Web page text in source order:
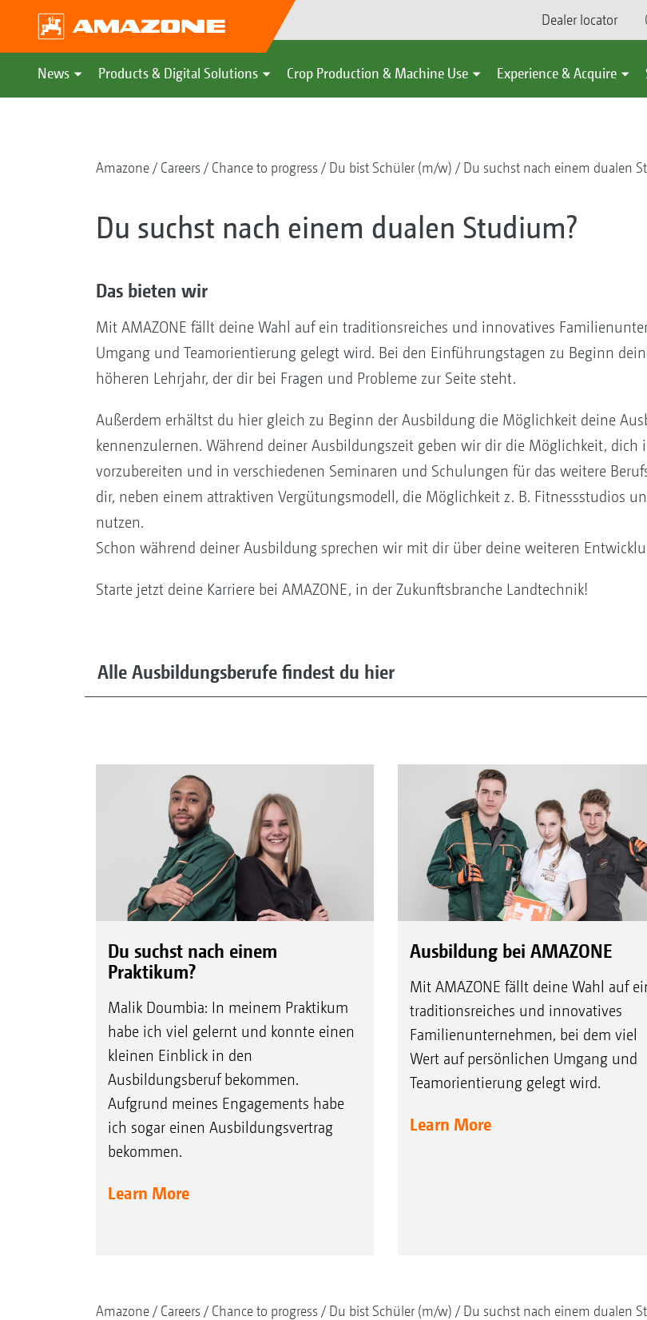
Dealer locator
News Products & Digital Solutions Crop Production & Machine Use Experience & Acquire
Amazone Careers Chance to progress Du bist Schüler (m/w) Du suchst nach einem dualen
Du suchst nach einem dualen Studium?
Das bieten wir
Mit AMAZONE fällt deine Wahl auf ein traditionsreiches und innovatives
Umgang und Teamorientierung gelegt wird. Bei den Einführungstagen zu Beginn
höheren Lehrjahr, der dir bei Fragen und Probleme zur Seite steht.
Außerdem erhältst du hier gleich zu Beginn der Ausbildung die Möglichkeit deine
kennenzulernen. Während deiner Ausbildungszeit geben wir dir die Möglichkeit,
vorzubereiten und in verschiedenen Seminaren und Schulungen für das weitere
dir, neben einem attraktiven Vergütungsmodell, die Möglichkeit z. B. Fitnessstudios
nutzen.
Schon während deiner Ausbildung sprechen wir mit dir über deine weiteren
Starte jetzt deine Karriere bei AMAZONE, in der Zukunftsbranche Landtechnik!
Alle Ausbildungsberufe findest du hier
Du suchst nach einem
Praktikum?
Malik Doumbia: In meinem Praktikum
habe ich viel gelernt und konnte einen
kleinen Einblick in den
Ausbildungsberuf bekommen.
Aufgrund meines Engagements habe
ich sogar einen Ausbildungsvertrag
bekommen.
Learn More
Ausbildung bei AMAZONE
Mit AMAZONE fällt deine Wahl auf
traditionsreiches und innovatives
Familienunternehmen, bei dem viel
Wert auf persönlichen Umgang und
Teamorientierung gelegt wird.
Learn More
Amazone Careers Chance to progress Du bist Schüler (m/w) Du suchst nach einem dualen